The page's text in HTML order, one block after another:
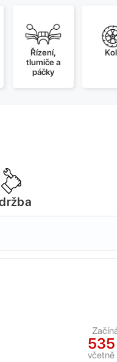
Řízení,
tlumiče a
páčky
535
včetně